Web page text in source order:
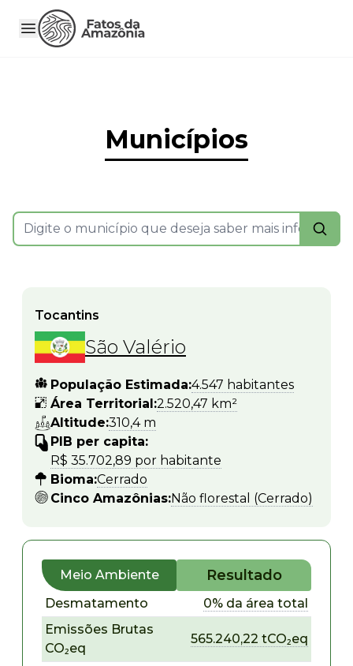
Municípios
Tocantins
São Valério
População Estimada:4.547 habitantes
Área Territorial:2.520,47 km²
Altitude:310,4 m
PIB per capita:
R$ 35.702,89 por habitante
Bioma:Cerrado
Cinco Amazônias:Não florestal (Cerrado)
Meio Ambiente Resultado
Desmatamento
0% da área total
Emissões Brutas
CO₂eq
565.240,22 tCO₂eq